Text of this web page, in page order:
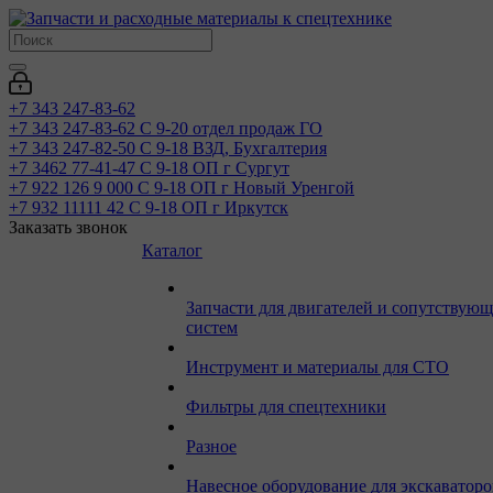
+7 343 247-83-62
+7 343 247-83-62 С 9-20 отдел продаж ГО
+7 343 247-82-50 С 9-18 ВЗД, Бухгалтерия
+7 3462 77-41-47 С 9-18 ОП г Сургут
+7 922 126 9 000 С 9-18 ОП г Новый Уренгой
+7 932 11111 42 С 9-18 ОП г Иркутск
Заказать звонок
Каталог
Запчасти для двигателей и
систем
Инструмент и материалы для СТО
Фильтры для спецтехники
Разное
Навесное оборудование для